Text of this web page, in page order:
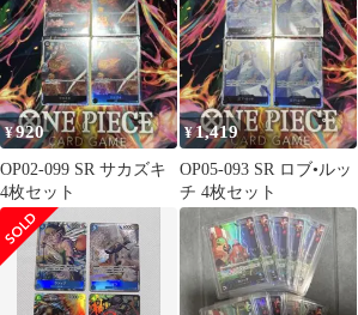
¥920
OP02-099 SR サカズキ
4枚セット
¥1,419
OP05-093 SR ロブ•ルッ
チ 4枚セット